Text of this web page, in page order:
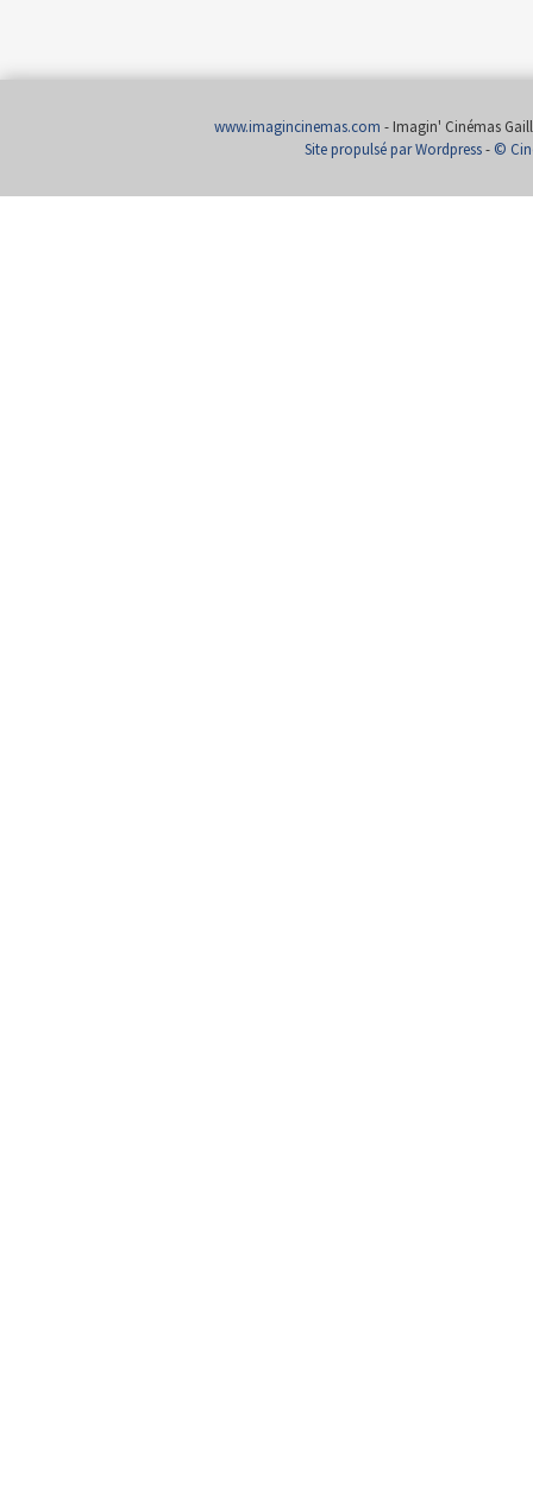
www.imagincinemas.com - Imagin' Cinémas
Site propulsé par Wordpress- ©